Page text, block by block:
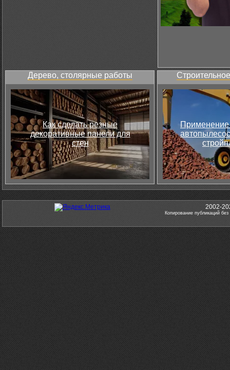
Дерево, столярные работы
Как сделать резные
декоративные панели для
стен
Применение
2002-
Копирование публикаций